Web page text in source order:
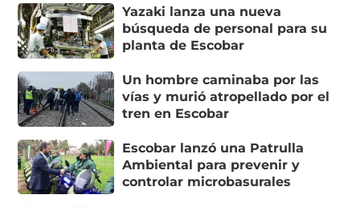
Yazaki lanza una nueva
búsqueda de personal para su
planta de Escobar
Un hombre caminaba por las
vías y murió atropellado por el
tren en Escobar
Escobar lanzó una Patrulla
Ambiental para prevenir y
controlar microbasurales